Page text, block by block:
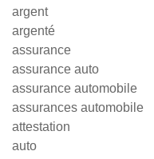
argent
argenté
assurance
assurance auto
assurance automobile
assurances automobile
attestation
auto